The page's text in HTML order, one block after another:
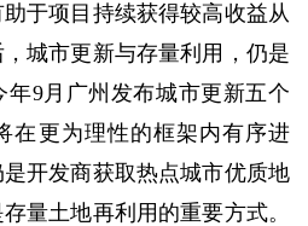
于项目持续获得较高收益从
城市更新与存量利用，仍是
9月广州发布城市更新五个
在更为理性的框架内有序进
开发商获取热点城市优质地
量土地再利用的重要方式。